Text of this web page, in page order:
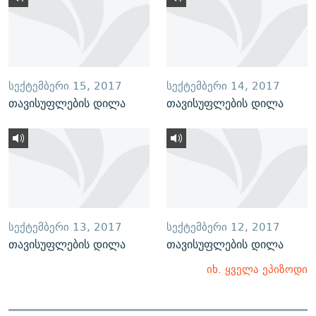
ᲡᲔᲥᲢᲔᲛᲑᲔᲠᲘ 15, 2017
თავისუფლების დილა
ᲡᲔᲥᲢᲔᲛᲑᲔᲠᲘ 14, 2017
თავისუფლების დილა
ᲡᲔᲥᲢᲔᲛᲑᲔᲠᲘ 13, 2017
თავისუფლების დილა
ᲡᲔᲥᲢᲔᲛᲑᲔᲠᲘ 12, 2017
თავისუფლების დილა
იხ. ყველა ეპიზოდი